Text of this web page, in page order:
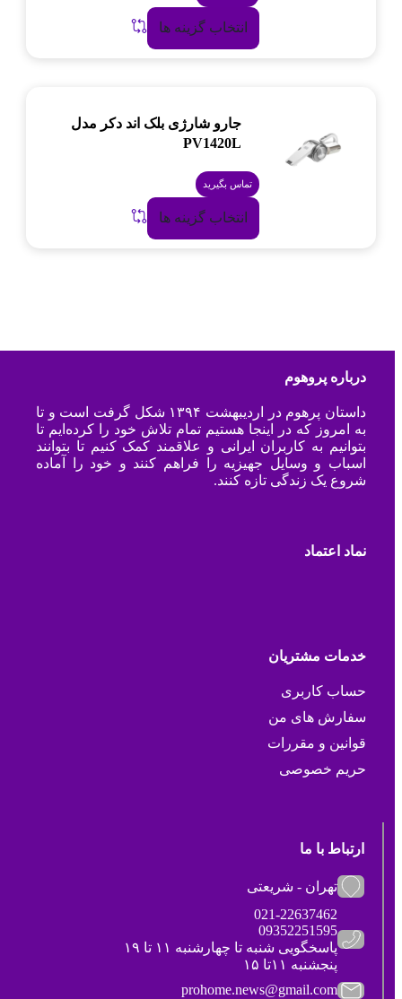
انتخاب گزینه ها
جارو شارژی بلک اند دکر مدل
PV1420L
تماس بگیرید
انتخاب گزینه ها
درباره پروهوم
داستان پرهوم در اردیبهشت ۱۳۹۴ شکل گرفت است و تا
به امروز که در اینجا هستیم تمام تلاش خود را کرده‌ایم تا
بتوانیم به کاربران ایرانی و علاقمند کمک کنیم تا بتوانند
اسباب و وسایل جهیزیه را فراهم کنند و خود را آماده
شروع یک زندگی تازه کنند.
نماد اعتماد
خدمات مشتریان
حساب کاربری
سفارش های من
قوانین و مقررات
حریم خصوصی
ارتباط با ما
تهران - شریعتی
021-22637462
09352251595
پاسخگویی شنبه تا چهارشنبه ۱۱ تا ۱۹
پنجشنبه ۱۱تا ۱۵
prohome.news@gmail.com